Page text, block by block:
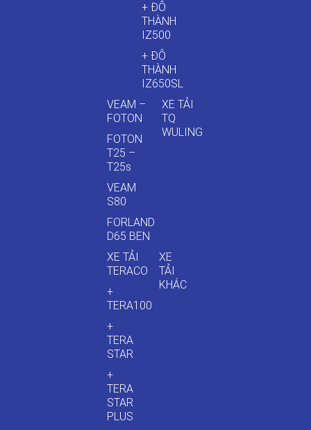
+ ĐÔ
THÀNH
IZ500
+ ĐÔ
THÀNH
IZ650SL
VEAM –
FOTON
FOTON
T25 –
T25s
VEAM
S80
FORLAND
D65 BEN
XE TẢI
TQ
WULING
XE TẢI
TERACO
+
TERA100
+
TERA
STAR
+
TERA
STAR
PLUS
XE
TẢI
KHÁC